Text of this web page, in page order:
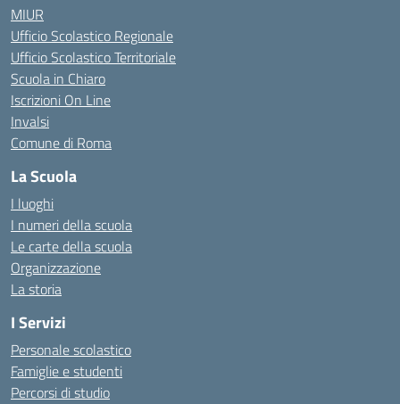
MIUR
Ufficio Scolastico Regionale
Ufficio Scolastico Territoriale
Scuola in Chiaro
Iscrizioni On Line
Invalsi
Comune di Roma
La Scuola
I luoghi
I numeri della scuola
Le carte della scuola
Organizzazione
La storia
I Servizi
Personale scolastico
Famiglie e studenti
Percorsi di studio